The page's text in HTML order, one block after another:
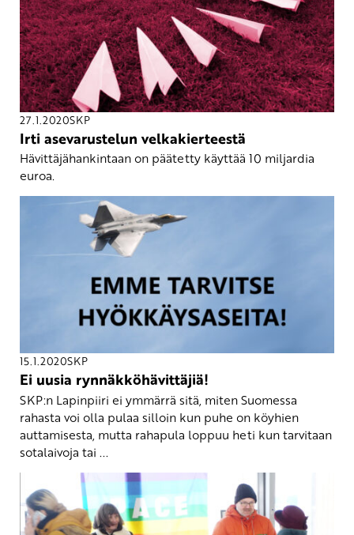
27.1.2020SKP
Irti asevarustelun velkakierteestä
Hävittäjähankintaan on päätetty käyttää 10 miljardia
euroa.
15.1.2020SKP
Ei uusia rynnäkköhävittäjiä!
SKP:n Lapinpiiri ei ymmärrä sitä, miten Suomessa
rahasta voi olla pulaa silloin kun puhe on köyhien
auttamisesta, mutta rahapula loppuu heti kun tarvitaan
sotalaivoja tai ...